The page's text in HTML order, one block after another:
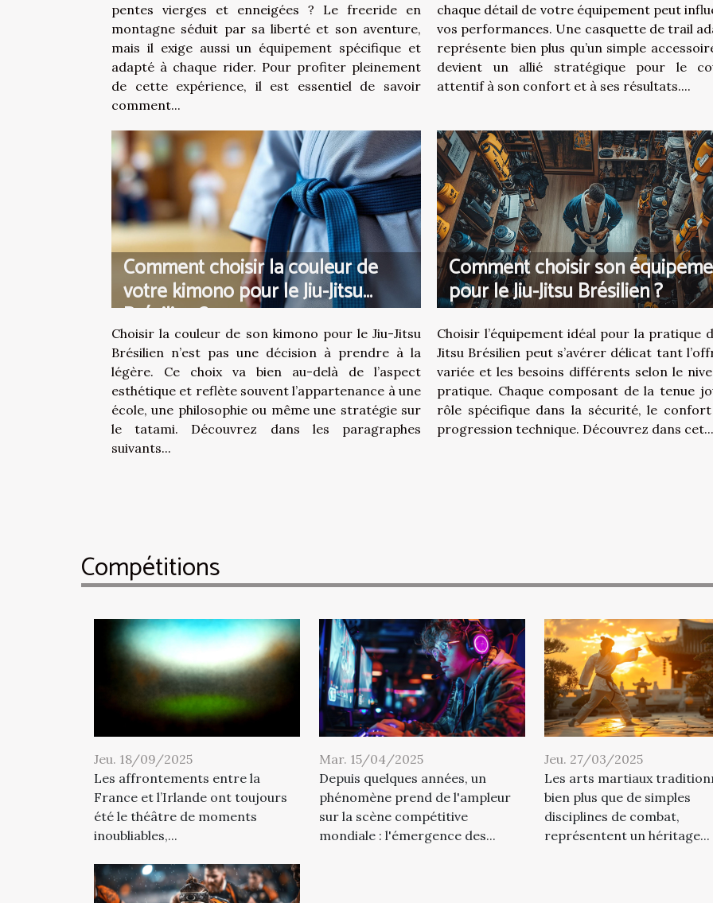
pentes vierges et enneigées ? Le freeride en
montagne séduit par sa liberté et son aventure,
mais il exige aussi un équipement spécifique et
adapté à chaque rider. Pour profiter pleinement
de cette expérience, il est essentiel de savoir
comment...
chaque détail de votre équipement peut
vos performances. Une casquette de trail
représente bien plus qu’un simple
devient un allié stratégique pour le
attentif à son confort et à ses résultats....
Comment choisir la couleur de
votre kimono pour le Jiu-Jitsu
Brésilien ?
Choisir la couleur de son kimono pour le Jiu-Jitsu
Brésilien n’est pas une décision à prendre à la
légère. Ce choix va bien au-delà de l’aspect
esthétique et reflète souvent l’appartenance à une
école, une philosophie ou même une stratégie sur
le tatami. Découvrez dans les paragraphes
suivants...
Comment choisir son
pour le Jiu-Jitsu Brésilien ?
Choisir l’équipement idéal pour la pratique
Jitsu Brésilien peut s’avérer délicat tant
variée et les besoins différents selon le
pratique. Chaque composant de la tenue
rôle spécifique dans la sécurité, le
progression technique. Découvrez dans
Compétitions
Jeu. 18/09/2025
Les affrontements entre la
France et l’Irlande ont toujours
été le théâtre de moments
inoubliables,...
Mar. 15/04/2025
Depuis quelques années, un
phénomène prend de l'ampleur
sur la scène compétitive
mondiale : l'émergence des...
Jeu. 27/03/2025
Les arts martiaux
bien plus que de simples
disciplines de combat,
représentent un héritage...